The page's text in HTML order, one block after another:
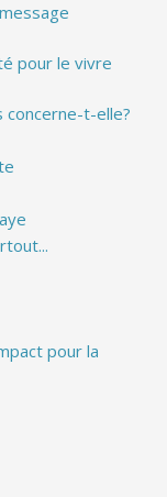
pour le vivre
concerne-t-elle?
pour la